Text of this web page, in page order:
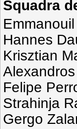
Squadra
Hannes
Krisztian
Felipe
Strahinja
Gergo